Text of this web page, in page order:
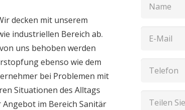
decken mit unserem
industriellen Bereich ab.
uns behoben werden
ebenso wie dem
bei Problemen mit
Situationen des Alltags
im Bereich Sanitär